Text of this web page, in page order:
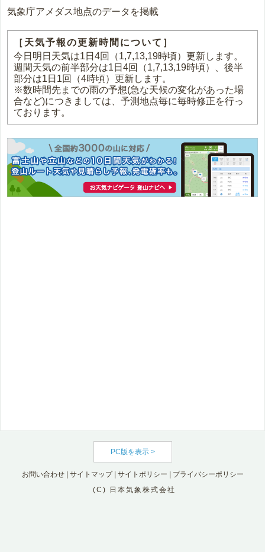
気象庁アメダス地点のデータを掲載
［天気予報の更新時間について］
今日明日天気は1日4回（1,7,13,19時頃）更新します。
週間天気の前半部分は1日4回（1,7,13,19時頃）、後半
部分は1日1回（4時頃）更新します。
※数時間先までの雨の予想(急な天候の変化があった場
合など)につきましては、予測地点毎に毎時修正を行っ
ております。
PC版を表示 >
お問い合わせ| サイトマップ| サイトポリシー
プライバシーポリシー
(C) 日本気象株式会社